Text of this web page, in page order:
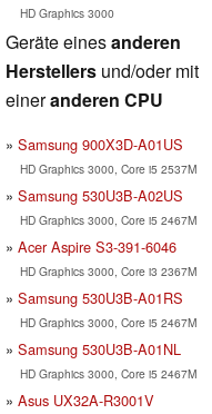
HD Graphics 3000
Geräte einesanderen
Herstellers und/oder mit
eineranderen CPU
Samsung 900X3D-A01US
HD Graphics 3000, Core i5 2537M
Samsung 530U3B-A02US
HD Graphics 3000, Core i5 2467M
Acer Aspire S3-391-6046
HD Graphics 3000, Core i3 2367M
Samsung 530U3B-A01RS
HD Graphics 3000, Core i5 2467M
Samsung 530U3B-A01NL
HD Graphics 3000, Core i5 2467M
Asus UX32A-R3001V